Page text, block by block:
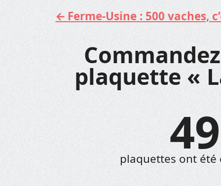
Aller
au
contenu
Ferme-Usine : 500 vaches,
plaquette «
plaquettes ont